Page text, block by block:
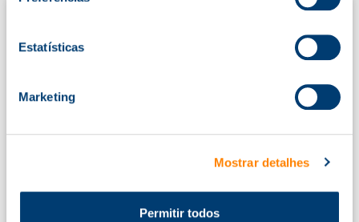
Estatísticas
Marketing
Mostrar detalhes
Permitir todos
Datas: 21/08/2026
Datas:05/09/2026>>12/09/2026
Inteligência Artificial Aplicada à Formação Profissional
Contabilidade financeira do SNC-AP para não Financeiros